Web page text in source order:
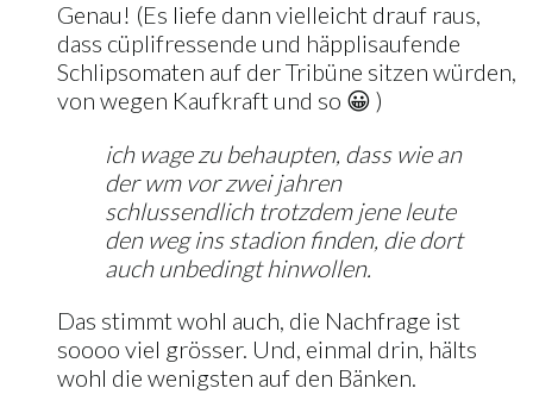
Genau! (Es liefe dann vielleicht drauf raus,
dass cüplifressende und häpplisaufende
Schlipsomaten auf der Tribüne sitzen würden,
von wegen Kaufkraft und so 😀 )
ich wage zu behaupten, dass wie an
der wm vor zwei jahren
schlussendlich trotzdem jene leute
den weg ins stadion finden, die dort
auch unbedingt hinwollen.
Das stimmt wohl auch, die Nachfrage ist
soooo viel grösser. Und, einmal drin, hälts
wohl die wenigsten auf den Bänken.